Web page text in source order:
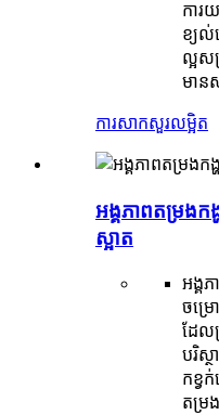
ការ
ខ្យល់
ល្អស
មាន
ការសាកសួរលម្អិត
អង្គភាពតម្រងក
ស្អាត
អង្គភ
ចម្រ
ដែល
បរិស្
កខ្វ
តម្រ